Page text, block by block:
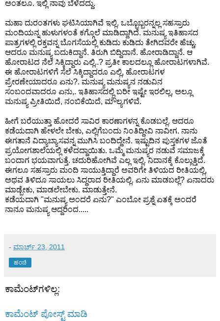
ಅಂತಲೂ. ಇಲ್ಲಿ ನಾವು ಬೆಳೆದದ್ದು.
ಮಹಾ ದುರಂತಗಳು ಘಟಿಸಿಯಾಗಿವೆ ಇಲ್ಲಿ. ಒಬ್ಬೊಬ್ಬರನ್ನಲ್ಲ ಸಹಸ್ರಾರು
ಮಂದಿಯನ್ನ ಹುಳುಗಳಂತೆ ಕಗ್ಗೊಲೆ ಮಾಡಿದ್ದಾಗಿದೆ. ಮನುಷ್ಯ ಇತಿಹಾಸದ
ಪಾತ್ರಗಳಲ್ಲಿ ರಕ್ತವನ್ನ ಬೊಗಸೆಯಲ್ಲಿ ಕುಡಿದು ಕುಡಿದು ತೇಗಿದವರೇ ಹೆಚ್ಚು.
ಆದರೂ ಮನುಷ್ಯ ಬದುಕಿದ್ದಾನೆ. ತಿರುಗಿ ಬಿದ್ದಿದಾನೆ. ಹೋರಾಡಿದ್ದಾನೆ. ಆ
ಹೋರಾಟದ ನೆಲೆ ಸಿಕ್ಕಿದ್ದಾರು ಎಲ್ಲಿ..? ಪ್ರತೀ ಕಾಲದಲ್ಲೂ ಹೋರಾಟಗಳಾಗಿವೆ.
ಈ ಹೋರಾಟಗಳಿಗೆ ಸೆಲೆ ಸಿಕ್ಕಿದ್ದಾದರೂ ಎಲ್ಲಿ, ಹೋರಾಟಗಳ
ಪ್ರೇರಣೇಯಾದರೂ ಏನು?. ಮನುಷ್ಯ ಮನುಷ್ಯನ ನಡುವಿನ
ಸಂಬಂದವಾದರೂ ಏನು,. ಇತಿಹಾಸದಲ್ಲಿ ಬರೀ ಇಷ್ಟೇ ಇರಲಿಲ್ಲ, ಅಲ್ಲೂ
ಮನುಷ್ಯ ಪ್ರೀತಿಯಿದೆ, ನಂಬಿಕೆಯಿದೆ, ಮೌಲ್ಯಗಳಿವೆ.
ಹೀಗೆ ಬರೆಯುತ್ತಾ ಹೋದರೆ ಸಾವಿರ ಕಾರಣಾಗಳನ್ನ ಕೊಡಬಲ್ಲೆ. ಆದರೂ
ಕಡೆಯದಾಗಿ ಹೇಳಲೇ ಬೇಕು, ಎಲ್ಲಿಗೆಬಂದು ನಿಂತಿದ್ದೀವಿ ನಾವೀಗ. ನಾನು
ಈಗತಾನೆ ವಿದ್ಯಾಬ್ಯಾಸವನ್ನ ಮುಗಿಸಿ ಬಂದಿದ್ದೇನೆ. ಇಷ್ಟುದಿನ ಪುಸ್ತಕಗಳ ಜೊತೆ
ಪ್ರಯೋಗಶಾಲೆಯಲ್ಲಿ ಕಳೆದದ್ದಾಯಿತು. ಒಮ್ಮೆ ಮನುಷ್ಯರ ನಡುವೆ ಸಮಾಜಕ್ಕೆ
ಬಂದಾಗ ಭಯವಾಗುತ್ತೆ. ಚದುರಿಹೋಗಿವೆ ಎಲ್ಲ ಇಲ್ಲಿ. ನಿದಾನಕ್ಕೆ ಕೊಲ್ಲುತ್ತಿದೆ.
ಈಗಲೂ ಸಹಸ್ರಾರು ಮಂದಿ ಸಾಯುತ್ತಿದ್ದಾರೆ ಅವರಿಗೇ ತಿಳಿಯದ ರೀತಿಯಲ್ಲಿ,
ಅಥವ ತಿಳಿದೂ ಸಾಯಲು ಸಿದ್ದರಾದ ರೀತಿಯಲ್ಲಿ. ಏನು ಮಾಡಬಲ್ಲೆ? ಏನಾದರು
ಮಾಡ್ಬೇಕು, ಮಾಡಲೇಬೇಕು. ಮಾಡುತ್ತೇನೆ.
ಕಡೆಯದಾಗಿ "ಮನುಷ್ಯ ಅಂದರೆ ಏನು?" ಎಂಬೋ ಪ್ರಶ್ನೆ ಏತಕ್ಕೆ ಅಂದರೆ
ನಾನೂ ಮನುಷ್ಯ ಆದ್ದರಿಂದ.....
- ಮಾರ್ಚ್ 23, 2011
ಹಂಚಿ
ಕಾಮೆಂಟ್‌ಗಳಿಲ್ಲ:
ಕಾಮೆಂಟ್‌‌ ಪೋಸ್ಟ್‌ ಮಾಡಿ